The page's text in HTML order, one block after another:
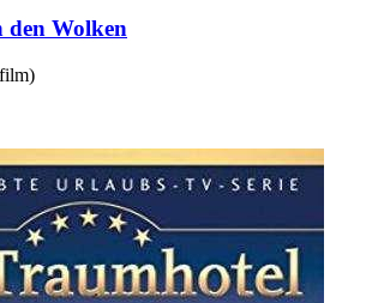
den Wolken
)